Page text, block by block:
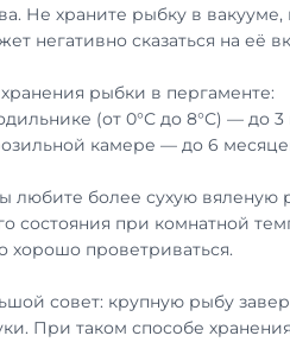
Не храните рыбку в
негативно сказаться на её
рыбки в пергаменте:
(от 0°С до 8°С) — до
камере — до 6
любите более сухую вяленую
состояния при комнатной
хорошо проветриваться.
совет: крупную рыбу
При таком способе